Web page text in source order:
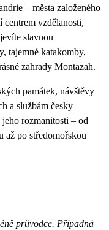
– města založeného
vzdělanosti,
slavnou
tajemné katakomby,
zahrady Montazah.
památek, návštěvy
a službám česky
rozmanitosti – od
až po středomořskou
průvodce. Případná